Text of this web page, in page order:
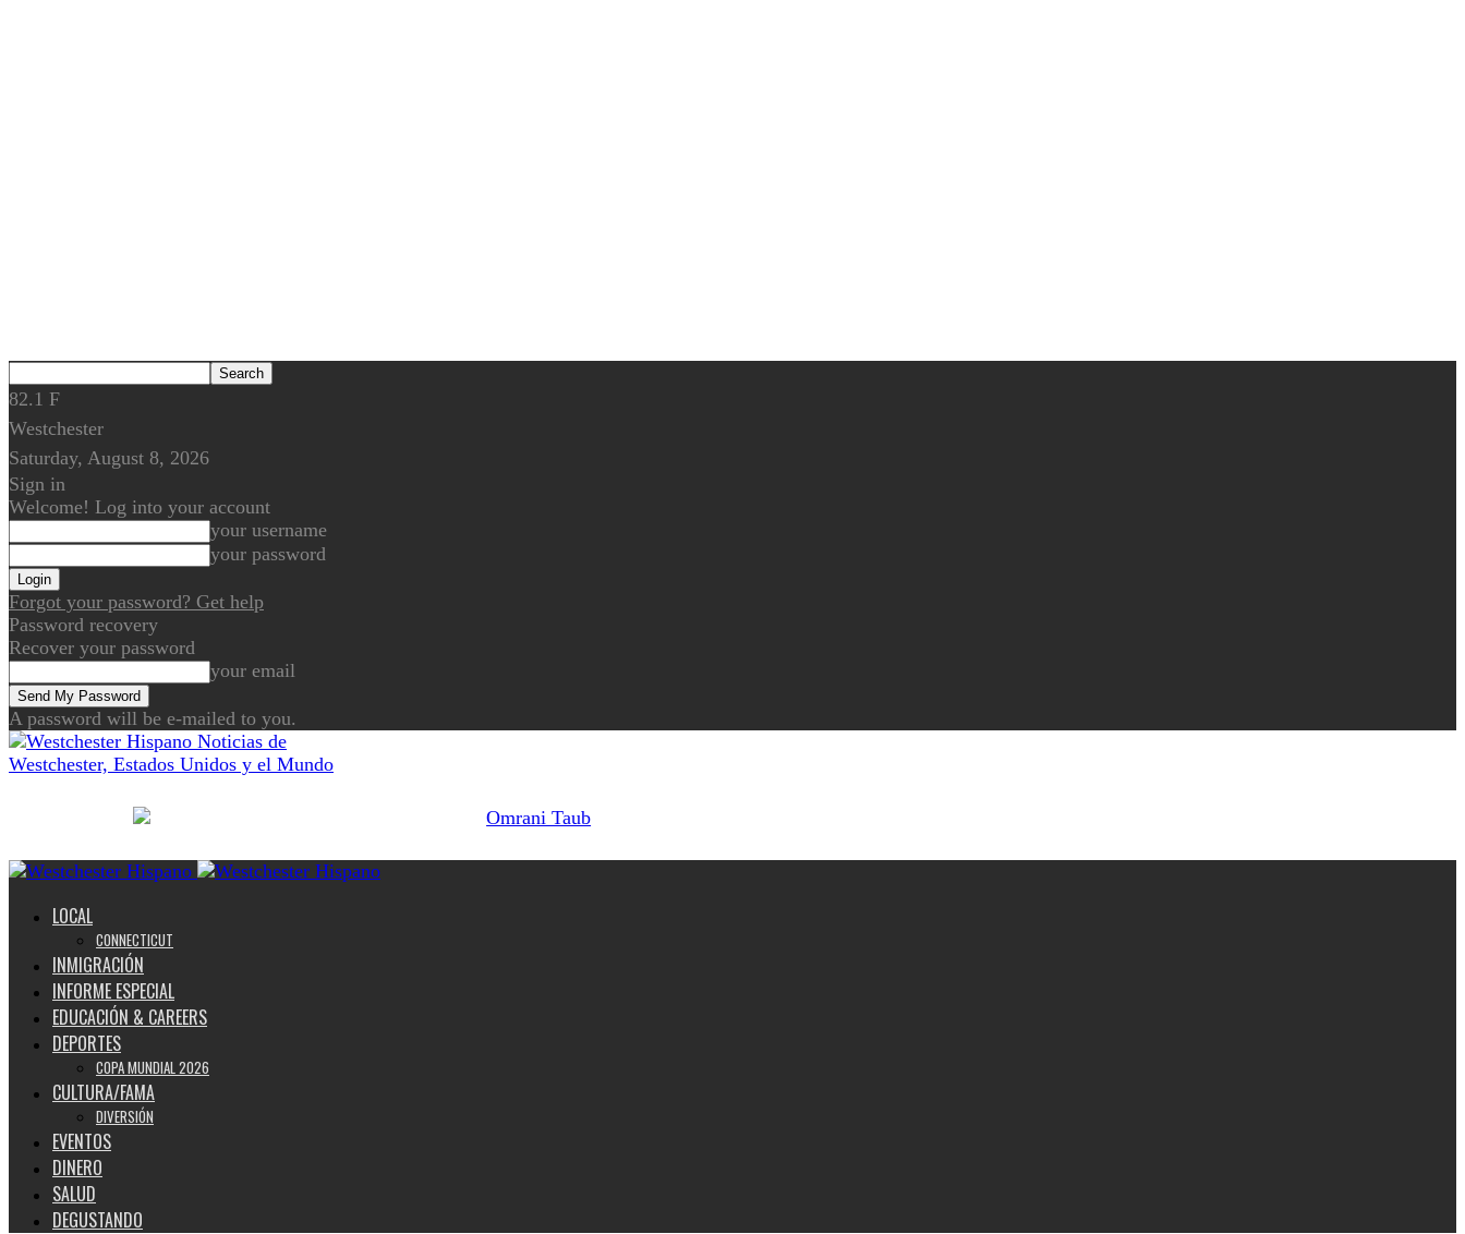
82.1 F
Westchester
Saturday, August 8, 2026
Sign in
Welcome! Log into your account
your username
your password
Forgot your password? Get help
Password recovery
Recover your password
your email
A password will be e-mailed to you.
Noticias de
Westchester, Estados Unidos y el Mundo
LOCAL
CONNECTICUT
INMIGRACIÓN
INFORME ESPECIAL
EDUCACIÓN & CAREERS
DEPORTES
COPA MUNDIAL 2026
CULTURA/FAMA
DIVERSIÓN
EVENTOS
DINERO
SALUD
DEGUSTANDO